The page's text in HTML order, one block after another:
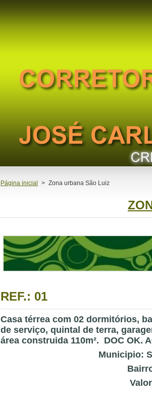
Página inicial > Zona urbana São Luiz
REF.: 01
Casa térrea com 02 dormitórios,
de serviço, quintal de terra,
área construida 110m². DOC OK.
Municipio: